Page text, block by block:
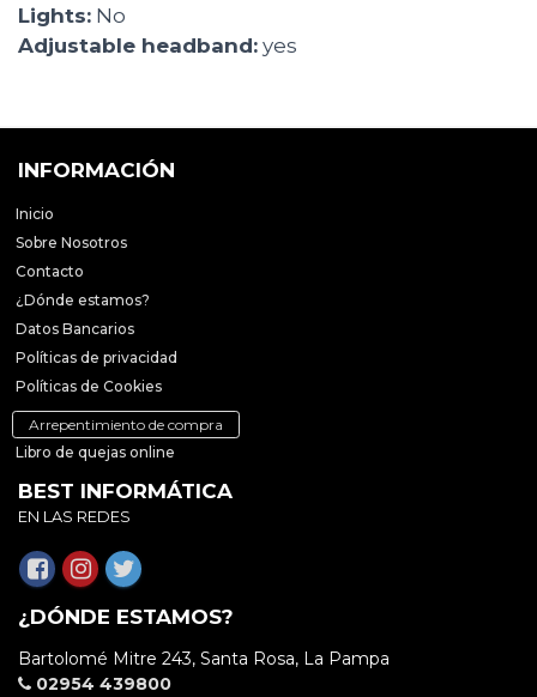
Lights: No
Adjustable headband: yes
INFORMACIÓN
Inicio
Sobre Nosotros
Contacto
¿Dónde estamos?
Datos Bancarios
Políticas de privacidad
Políticas de Cookies
Arrepentimiento de compra
Libro de quejas online
BEST INFORMÁTICA
EN LAS REDES
¿DÓNDE ESTAMOS?
Bartolomé Mitre 243, Santa Rosa, La Pampa
02954 439800